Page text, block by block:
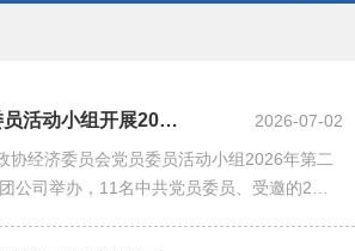
省政协经济委党员委员活动小组开展2026年第二季度活动
2026-07-02
经济委员会党员委员活动小组2026年第二
公司举办，11名中共党员委员、受邀的2名